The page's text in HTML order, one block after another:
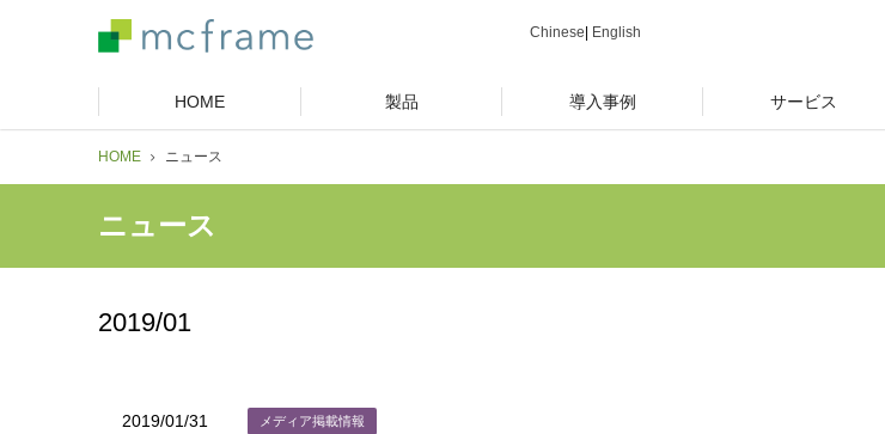
Chinese English
HOME 製品 導入事例 サービス
HOME ニュース
ニュース
2019/01
2019/01/31 メディア掲載情報